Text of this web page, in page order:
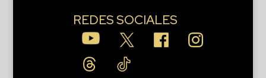
REDES SOCIALES